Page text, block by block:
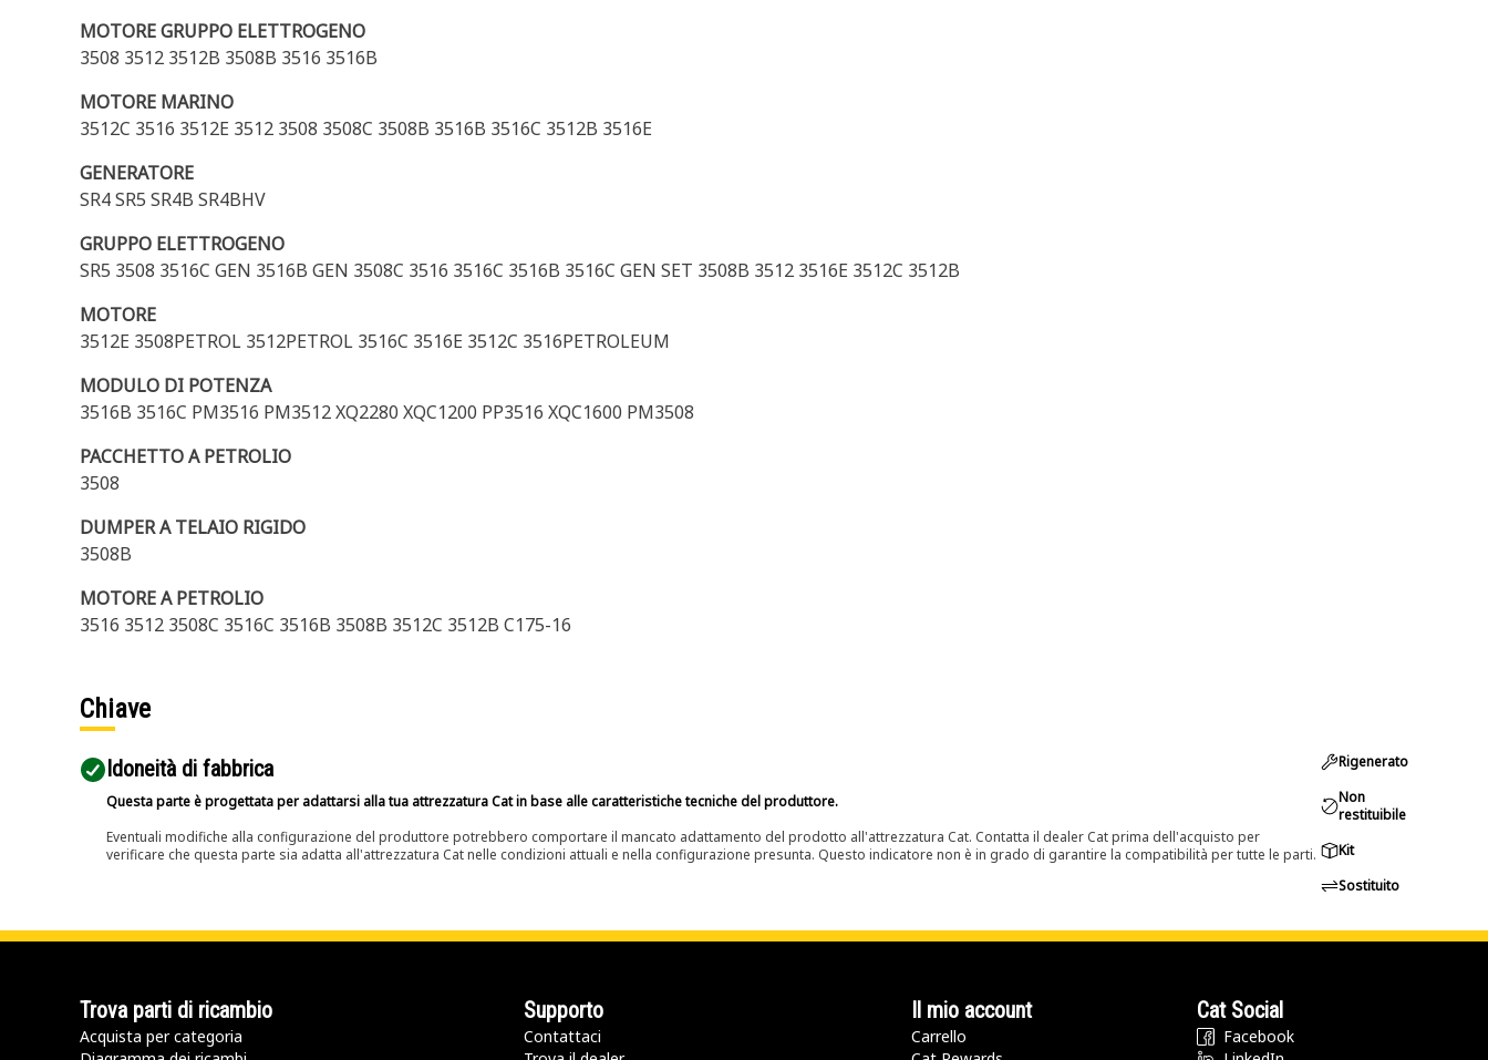
MOTORE GRUPPO ELETTROGENO
3508 3512 3512B 3508B 3516 3516B
MOTORE MARINO
3512C 3516 3512E 3512 3508 3508C 3508B 3516B 3516C 3512B 3516E
GENERATORE
SR4 SR5 SR4B SR4BHV
GRUPPO ELETTROGENO
SR5 3508 3516C GEN 3516B GEN 3508C 3516 3516C 3516B 3516C GEN SET 3508B 3512 3516E 3512C 3512B
MOTORE
3512E 3508PETROL 3512PETROL 3516C 3516E 3512C 3516PETROLEUM
MODULO DI POTENZA
3516B 3516C PM3516 PM3512 XQ2280 XQC1200 PP3516 XQC1600 PM3508
PACCHETTO A PETROLIO
3508
DUMPER A TELAIO RIGIDO
3508B
MOTORE A PETROLIO
3516 3512 3508C 3516C 3516B 3508B 3512C 3512B C175-16
Chiave
Idoneità di fabbrica
Questa parte è progettata per adattarsi alla tua attrezzatura Cat in base alle caratteristiche tecniche del produttore.
Eventuali modifiche alla configurazione del produttore potrebbero comportare il mancato adattamento del prodotto all'attrezzatura Cat. Contatta il dealer Cat prima dell'acquisto per
verificare che questa parte sia adatta all'attrezzatura Cat nelle condizioni attuali e nella configurazione presunta. Questo indicatore non è in grado di garantire la compatibilità per tutte le parti.
Rigenerato
Non
restituibile
Kit
Sostituito
Trova parti di ricambio
Acquista per categoria
Supporto
Contattaci
Il mio account
Carrello
Cat Social
Facebook